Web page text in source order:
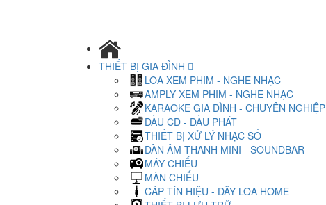
THIẾT BỊ GIA ĐÌNH
LOA XEM PHIM - NGHE NHẠC
AMPLY XEM PHIM - NGHE NHẠC
KARAOKE GIA ĐÌNH - CHUYÊN NGHIỆP
ĐẦU CD - ĐẦU PHÁT
THIẾT BỊ XỬ LÝ NHẠC SỐ
DÀN ÂM THANH MINI - SOUNDBAR
MÁY CHIẾU
MÀN CHIẾU
CÁP TÍN HIỆU - DÂY LOA HOME